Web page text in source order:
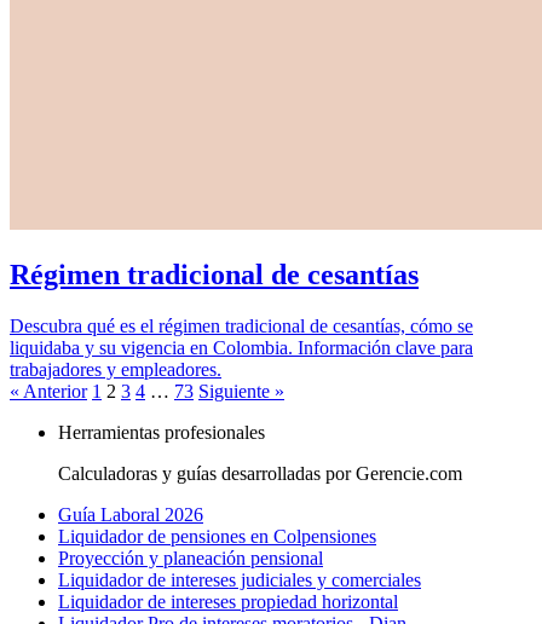
Régimen tradicional de cesantías
Descubra qué es el régimen tradicional de cesantías, cómo se
liquidaba y su vigencia en Colombia. Información clave para
trabajadores y empleadores.
« Anterior 1 2 3 4 … 73 Siguiente »
Herramientas profesionales
Calculadoras y guías desarrolladas por Gerencie.com
Guía Laboral 2026
Liquidador de pensiones en Colpensiones
Proyección y planeación pensional
Liquidador de intereses judiciales y comerciales
Liquidador de intereses propiedad horizontal